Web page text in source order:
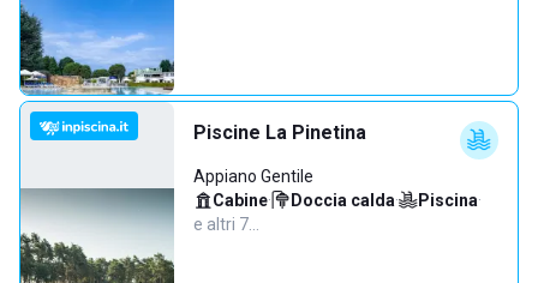
Piscine La Pinetina
Appiano Gentile
Cabine· Doccia calda· Piscina·
e altri 7…